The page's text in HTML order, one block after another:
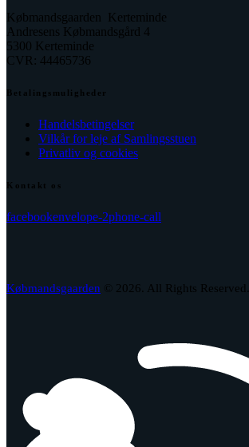
Købmandsgaarden Kerteminde
Andresens Købmandsgård 4
5300 Kerteminde
CVR: 44465736
Betalingsmuligheder
Handelsbetingelser
Vilkår for leje af Samlingsstuen
Privatliv og cookies
Kontakt os
facebookenvelope-2phone-call
Købmandsgaarden © 2026. All Rights Reserved.